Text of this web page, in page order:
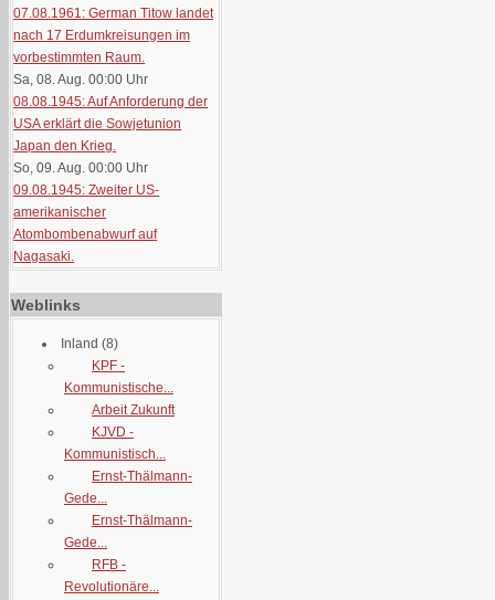
07.08.1961: German Titow landet
nach 17 Erdumkreisungen im
vorbestimmten Raum.
Sa, 08. Aug. 00:00 Uhr
08.08.1945: Auf Anforderung der
USA erklärt die Sowjetunion
Japan den Krieg.
So, 09. Aug. 00:00 Uhr
09.08.1945: Zweiter US-
amerikanischer
Atombombenabwurf auf
Nagasaki.
Weblinks
Inland (8)
KPF -
Kommunistische...
Arbeit Zukunft
KJVD -
Kommunistisch...
Ernst-Thälmann-
Gede...
Ernst-Thälmann-
Gede...
RFB -
Revolutionäre...